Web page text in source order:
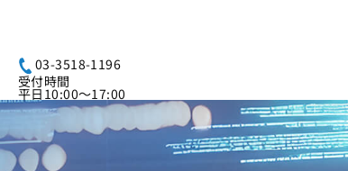
03-3518-1196
受付時間
平日10:00～17:00